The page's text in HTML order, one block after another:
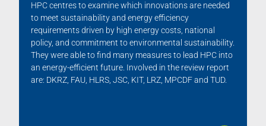
HPC centres to examine which innovations are needed
to meet sustainability and energy efficiency
requirements driven by high energy costs, national
policy, and commitment to environmental sustainability.
They were able to find many measures to lead HPC into
an energy-efficient future. Involved in the review report
are: DKRZ, FAU, HLRS, JSC, KIT, LRZ, MPCDF and TUD.